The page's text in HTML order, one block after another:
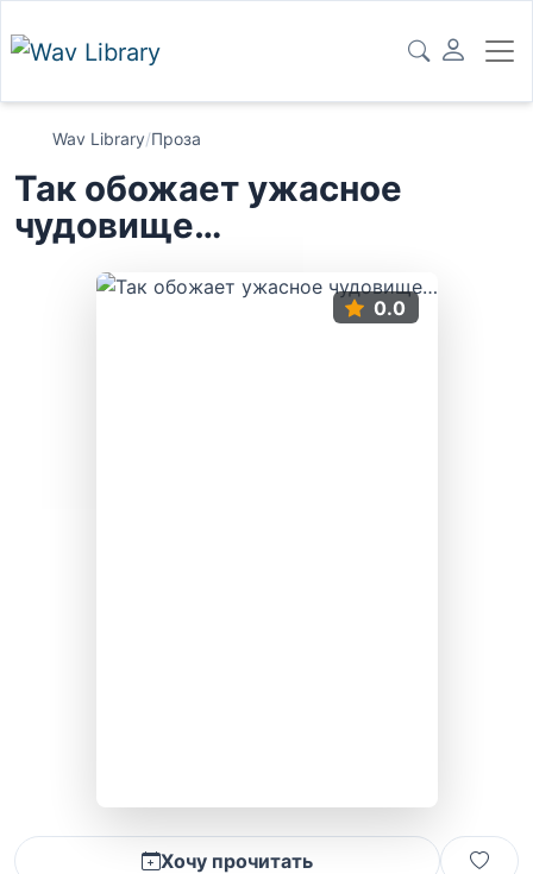
Wav Library/Проза
Так обожает ужасное
чудовище…
0.0
Хочу прочитать